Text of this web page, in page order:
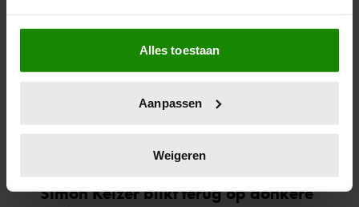
Als u het toestaat, willen we ook graag:
Informatie verzamelen over uw geografische
locatie, die tot een paar meter nauwkeurig kan zijn
scannen op specifieke eigenschappen (fingerprinting)
verwerkt en stel uw voorkeuren in het
intrekken in de Cookieverklaring.
Alles toestaan
Aanpassen
Weigeren